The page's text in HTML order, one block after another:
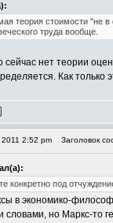
теория стоимости "не
труда вообще.
сейчас нет теории
Как
2:52 pm Заголовок
конкретно под
в экономико-
словами, но Маркс-то